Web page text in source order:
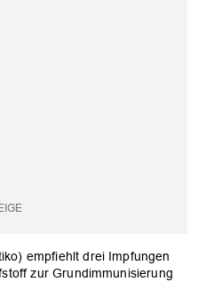
empfiehlt drei Impfungen
zur Grundimmunisierung